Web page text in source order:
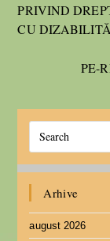
PRIVIND
CU
PE-
Arhive
august 2026